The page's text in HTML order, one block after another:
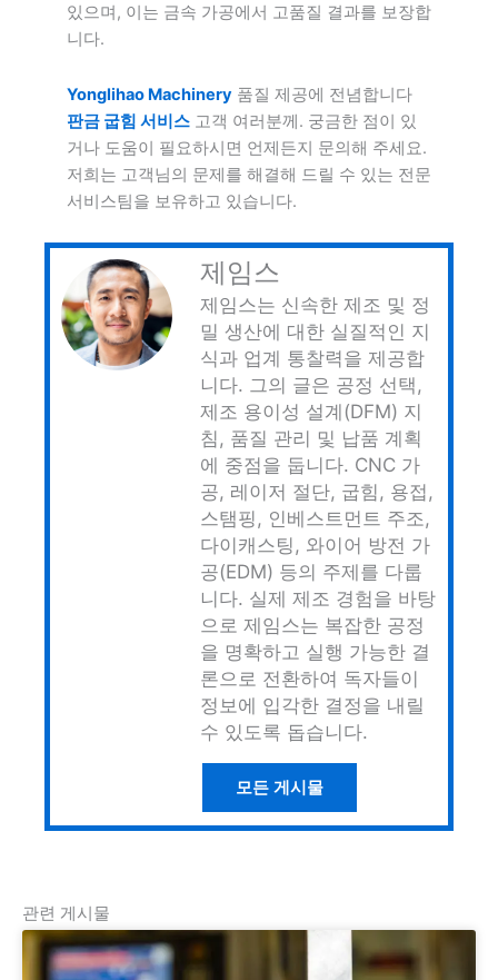
있으며, 이는 금속 가공에서 고품질 결과를 보장합
니다.
Yonglihao Machinery 품질 제공에 전념합니다
판금 굽힘 서비스 고객 여러분께. 궁금한 점이 있
거나 도움이 필요하시면 언제든지 문의해 주세요.
저희는 고객님의 문제를 해결해 드릴 수 있는 전문
서비스팀을 보유하고 있습니다.
제임스
제임스는 신속한 제조 및 정
밀 생산에 대한 실질적인 지
식과 업계 통찰력을 제공합
니다. 그의 글은 공정 선택,
제조 용이성 설계(DFM) 지
침, 품질 관리 및 납품 계획
에 중점을 둡니다. CNC 가
공, 레이저 절단, 굽힘, 용접,
스탬핑, 인베스트먼트 주조,
다이캐스팅, 와이어 방전 가
공(EDM) 등의 주제를 다룹
니다. 실제 제조 경험을 바탕
으로 제임스는 복잡한 공정
을 명확하고 실행 가능한 결
론으로 전환하여 독자들이
정보에 입각한 결정을 내릴
수 있도록 돕습니다.
모든 게시물
관련 게시물